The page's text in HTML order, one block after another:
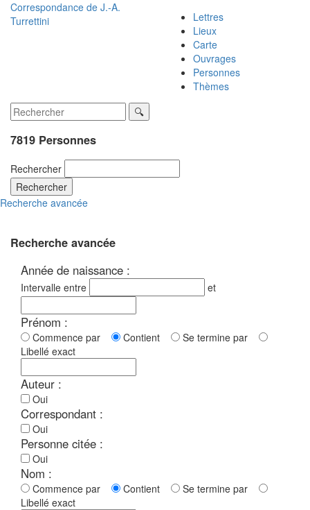
Correspondance de J.-A.
Turrettini
Lettres
Lieux
Carte
Ouvrages
Personnes
Thèmes
7819 Personnes
Rechercher
Rechercher
Recherche avancée
Recherche avancée
Année de naissance :
Intervalle entre et
Prénom :
Commence par Contient
Se termine par
Libellé exact
Auteur :
Oui
Correspondant :
Oui
Personne citée :
Oui
Nom :
Commence par Contient
Se termine par
Libellé exact